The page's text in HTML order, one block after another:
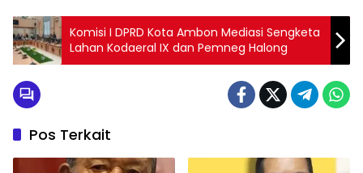
Komisi I DPRD Kota Ambon Mediasi Sengketa
Lahan Kodaeral IX dan Pemneg Halong
Pos Terkait